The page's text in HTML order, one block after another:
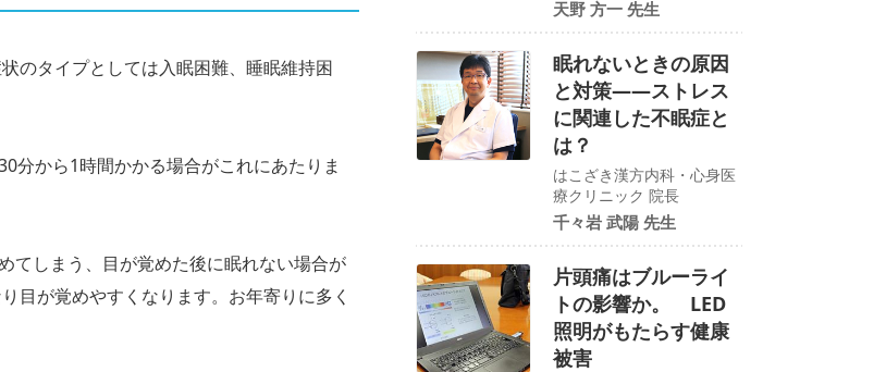
のタイプとしては入眠困難、睡眠維持困
分から1時間かかる場合がこれにあたりま
てしまう、目が覚めた後に眠れない場合が
目が覚めやすくなります。お年寄りに多く
天野 方一 先生
眠れないときの原因
と対策――ストレス
に関連した不眠症と
は？
はこざき漢方内科・心身医
療クリニック 院長
千々岩 武陽 先生
片頭痛はブルーライ
トの影響か。 LED
照明がもたらす健康
被害